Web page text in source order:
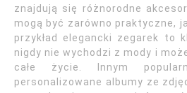
znajdują się różnorodne
mogą być zarówno praktyczne,
przykład elegancki zegarek to
nigdy nie wychodzi z mody i
całe życie. Innym
personalizowane albumy ze